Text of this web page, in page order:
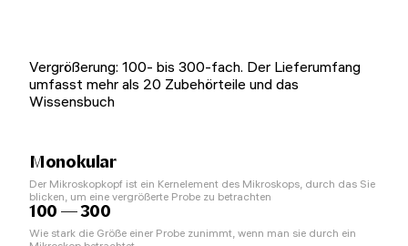
Vergrößerung: 100- bis 300-fach. Der Lieferumfang
umfasst mehr als 20 Zubehörteile und das
Wissensbuch
Monokular
Der Mikroskopkopf ist ein Kernelement des Mikroskops, durch das Sie
blicken, um eine vergrößerte Probe zu betrachten
100 — 300
Wie stark die Größe einer Probe zunimmt, wenn man sie durch ein